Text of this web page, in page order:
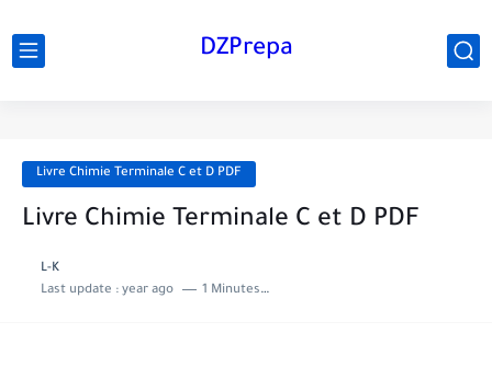
DZPrepa
Livre Chimie Terminale C et D PDF
Livre Chimie Terminale C et D PDF
L-K
Last update : year ago 1 Minutes to read